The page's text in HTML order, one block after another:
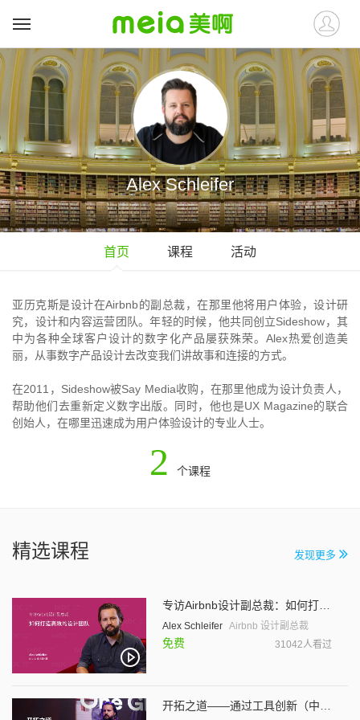
Alex Schleifer
首页 课程 活动
亚历克斯是设计在Airbnb的副总裁，在那里他将用户体验，设计研
究，设计和内容运营团队。年轻的时候，他共同创立Sideshow，其
中为各种全球客户设计的数字化产品屡获殊荣。Alex热爱创造美
丽，从事数字产品设计去改变我们讲故事和连接的方式。
在2011，Sideshow被Say Media收购，在那里他成为设计负责人，
帮助他们去重新定义数字出版。同时，他也是UX Magazine的联合
创始人，在哪里迅速成为用户体验设计的专业人士。
2 个课程
精选课程 发现更多
Alex Schleifer Airbnb 设计副总裁
免费 31042人看过